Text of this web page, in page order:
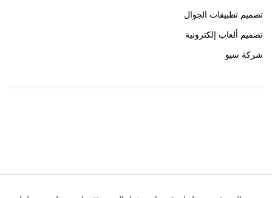
تصميم تطبيقات الجوال
تصميم ألعاب إلكترونية
شركة سيو